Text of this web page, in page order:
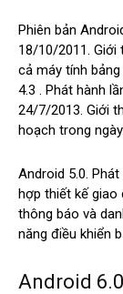
Phiên bản
18/10/2011. Giới
cả máy tính
4.3 . Phát hành
24/7/2013. Giới
hoạch trong ngày.
Android 5.0.
hợp thiết kế giao
thông báo và
năng điều khiển
Android